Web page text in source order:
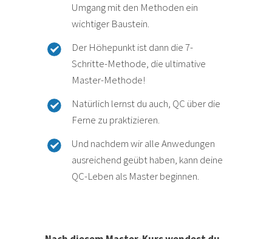
Umgang mit den Methoden ein
wichtiger Baustein.
Der Höhepunkt ist dann die 7-
Schritte-Methode, die ultimative
Master-Methode!
Natürlich lernst du auch, QC über die
Ferne zu praktizieren.
Und nachdem wir alle Anwedungen
ausreichend geübt haben, kann deine
QC-Leben als Master beginnen.